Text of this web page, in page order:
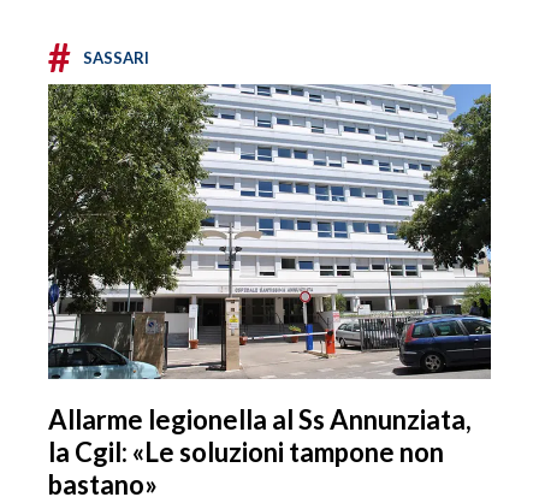
# SASSARI
Allarme legionella al Ss Annunziata,
la Cgil: «Le soluzioni tampone non
bastano»